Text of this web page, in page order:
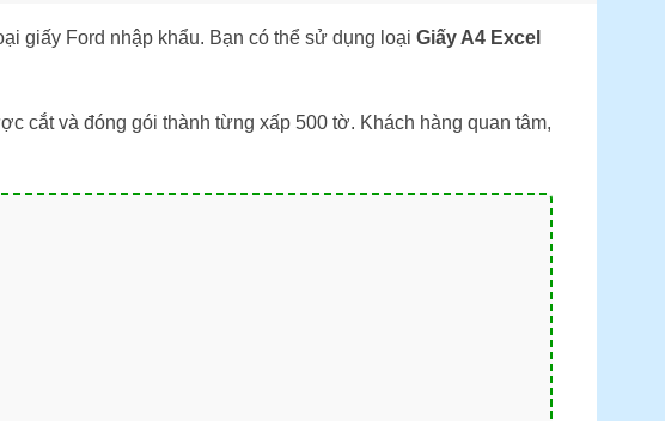
giấy Ford nhập khẩu. Bạn có thể sử dụng loại Giấy A4 Excel
cắt và đóng gói thành từng xấp 500 tờ. Khách hàng quan tâm,